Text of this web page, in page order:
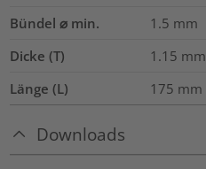
Bündel ⌀ min.
1.5 mm
Dicke (T)
1.15 mm
Länge (L)
175 mm
Downloads